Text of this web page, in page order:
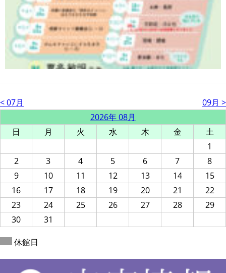
< 07月
09月 >
2026年 08月
日
月 火 水 木 金
土
1
2
3 4 5 6 7
8
9
10 11 12 13 14
15
16
17 18 19 20 21
22
23
24 25 26 27 28
29
30
31
休館日